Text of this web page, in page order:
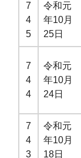
7
4
5
令和元
年10月
25日
7
4
4
令和元
年10月
24日
7
4
3
令和元
年10月
18日